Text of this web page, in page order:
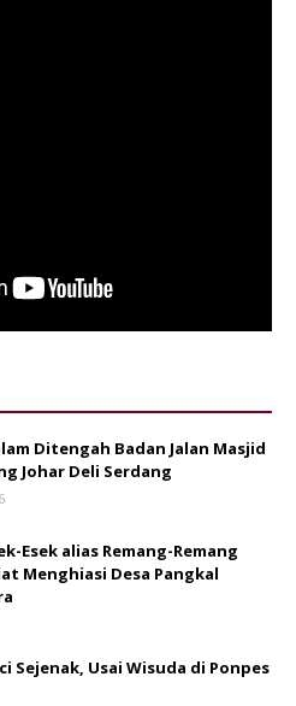
Ditengah Badan Jalan Masjid
Johar Deli Serdang
Esek alias Remang-Remang
Menghiasi Desa Pangkal
Sejenak, Usai Wisuda di Ponpes